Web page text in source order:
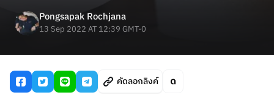
Pongsapak Rochjana
13 Sep 2022 AT 12:39 GMT-0
คัดลอกลิงค์